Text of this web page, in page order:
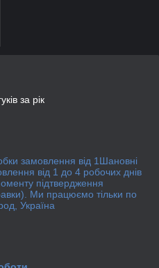
за рік
замовлення від 1Шановні
від 1 до 4 робочих днів
підтвердження
Ми працюємо тільки по
Україна